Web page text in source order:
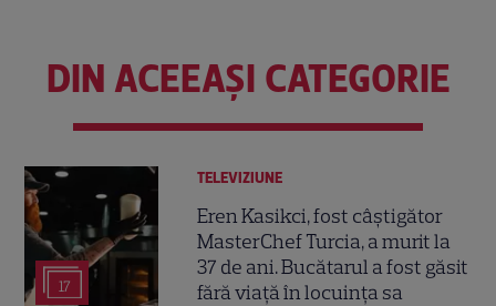
DIN ACEEAȘI CATEGORIE
17
TELEVIZIUNE
Eren Kasikci, fost câștigător
MasterChef Turcia, a murit la
37 de ani. Bucătarul a fost găsit
fără viață în locuința sa